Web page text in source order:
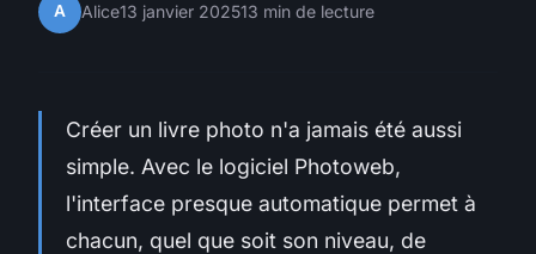
A Alice13 janvier 202513 min de lecture
Créer un livre photo n'a jamais été aussi
simple. Avec le logiciel Photoweb,
l'interface presque automatique permet à
chacun, quel que soit son niveau, de